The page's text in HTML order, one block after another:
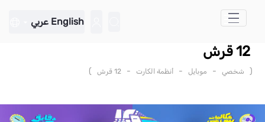
تخطي إلى المحتوى الرئيسي
English عربي
12 قرش
( شخصي - موبايل - أنظمة الكارت - 12 قرش )